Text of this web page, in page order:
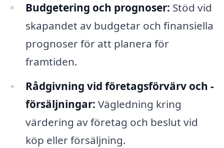
Budgetering och prognoser: Stöd vid
skapandet av budgetar och finansiella
prognoser för att planera för
framtiden.
Rådgivning vid företagsförvärv och -
försäljningar: Vägledning kring
värdering av företag och beslut vid
köp eller försäljning.